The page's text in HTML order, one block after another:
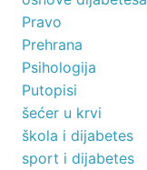
Pravo
Prehrana
Psihologija
Putopisi
šećer u krvi
škola i dijabetes
sport i dijabetes